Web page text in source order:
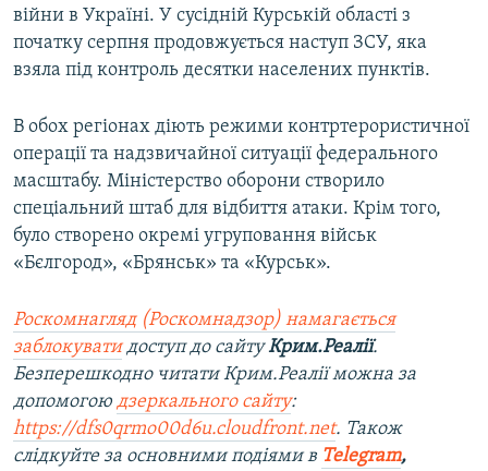
війни в Україні. У сусідній Курській області з
початку серпня продовжується наступ ЗСУ, яка
взяла під контроль десятки населених пунктів.
В обох регіонах діють режими контртерористичної
операції та надзвичайної ситуації федерального
масштабу. Міністерство оборони створило
спеціальний штаб для відбиття атаки. Крім того,
було створено окремі угруповання військ
«Бєлгород», «Брянськ» та «Курськ».
Роскомнагляд (Роскомнадзор) намагається
заблокуватидоступ до сайтуКрим.Реалії.
Безперешкодно читати Крим.Реалії можна за
допомогою дзеркального сайту:
https://dfs0qrmo00d6u.cloudfront.net. Також
слідкуйте за основними подіями в Telegram,